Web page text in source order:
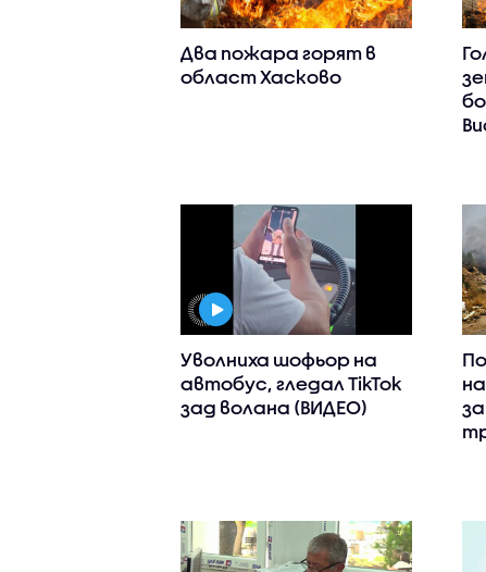
Два пожара горят в
област Хасково
Уволниха шофьор на
автобус, гледал TikTok
зад волана (ВИДЕО)